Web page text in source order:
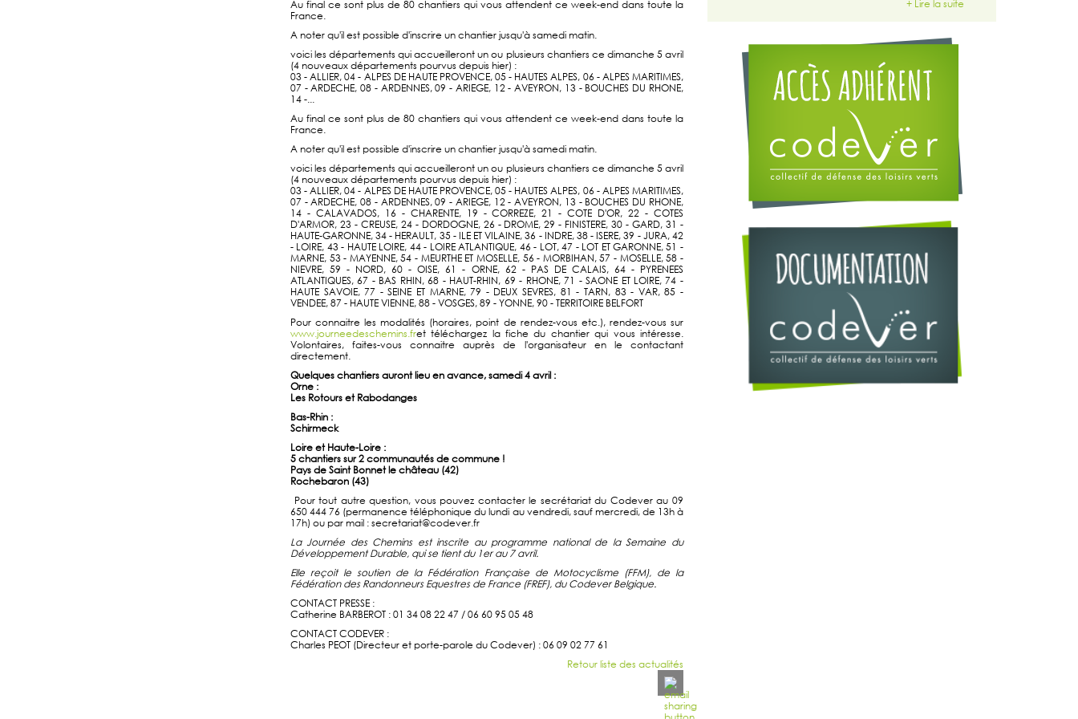
Au final ce sont plus de 80 chantiers qui vous attendent ce week-end dans toute la
France.
A noter qu'il est possible d'inscrire un chantier jusqu'à samedi matin.
voici les départements qui accueilleront un ou plusieurs chantiers ce dimanche 5 avril
(4 nouveaux départements pourvus depuis hier) :
03 - ALLIER, 04 - ALPES DE HAUTE PROVENCE, 05 - HAUTES ALPES, 06 - ALPES MARITIMES,
07 - ARDECHE, 08 - ARDENNES, 09 - ARIEGE, 12 - AVEYRON, 13 - BOUCHES DU RHONE,
14 -...
Au final ce sont plus de 80 chantiers qui vous attendent ce week-end dans toute la
France.
A noter qu'il est possible d'inscrire un chantier jusqu'à samedi matin.
voici les départements qui accueilleront un ou plusieurs chantiers ce dimanche 5 avril
(4 nouveaux départements pourvus depuis hier) :
03 - ALLIER, 04 - ALPES DE HAUTE PROVENCE, 05 - HAUTES ALPES, 06 - ALPES MARITIMES,
07 - ARDECHE, 08 - ARDENNES, 09 - ARIEGE, 12 - AVEYRON, 13 - BOUCHES DU RHONE,
14 - CALAVADOS, 16 - CHARENTE, 19 - CORREZE, 21 - COTE D'OR, 22 - COTES
D'ARMOR, 23 - CREUSE, 24 - DORDOGNE, 26 - DROME, 29 - FINISTERE, 30 - GARD, 31 -
HAUTE-GARONNE, 34 - HERAULT, 35 - ILE ET VILAINE, 36 - INDRE, 38 - ISERE, 39 - JURA, 42
- LOIRE, 43 - HAUTE LOIRE, 44 - LOIRE ATLANTIQUE, 46 - LOT, 47 - LOT ET GARONNE, 51 -
MARNE, 53 - MAYENNE, 54 - MEURTHE ET MOSELLE, 56 - MORBIHAN, 57 - MOSELLE, 58 -
NIEVRE, 59 - NORD, 60 - OISE, 61 - ORNE, 62 - PAS DE CALAIS, 64 - PYRENEES
ATLANTIQUES, 67 - BAS RHIN, 68 - HAUT-RHIN, 69 - RHONE, 71 - SAONE ET LOIRE, 74 -
HAUTE SAVOIE, 77 - SEINE ET MARNE, 79 - DEUX SEVRES, 81 - TARN, 83 - VAR, 85 -
VENDEE, 87 - HAUTE VIENNE, 88 - VOSGES, 89 - YONNE, 90 - TERRITOIRE BELFORT
Pour connaitre les modalités (horaires, point de rendez-vous etc.), rendez-vous sur
www.journeedeschemins.fret téléchargez la fiche du chantier qui vous intéresse.
Volontaires, faites-vous connaitre auprès de l'organisateur en le contactant
directement.
Quelques chantiers auront lieu en avance, samedi 4 avril :
Orne :
Les Rotours et Rabodanges
Bas-Rhin :
Schirmeck
Loire et Haute-Loire :
5 chantiers sur 2 communautés de commune !
Pays de Saint Bonnet le château (42)
Rochebaron (43)
Pour tout autre question, vous pouvez contacter le secrétariat du Codever au 09
650 444 76 (permanence téléphonique du lundi au vendredi, sauf mercredi, de 13h à
17h) ou par mail : secretariat@codever.fr
La Journée des Chemins est inscrite au programme national de la Semaine du
Développement Durable, qui se tient du 1er au 7 avril.
Elle reçoit le soutien de la Fédération Française de Motocyclisme (FFM), de la
Fédération des Randonneurs Equestres de France (FREF), du Codever Belgique.
CONTACT PRESSE :
Catherine BARBEROT : 01 34 08 22 47 / 06 60 95 05 48
CONTACT CODEVER :
Charles PEOT (Directeur et porte-parole du Codever) : 06 09 02 77 61
Retour liste des actualités
+ Lire la suite